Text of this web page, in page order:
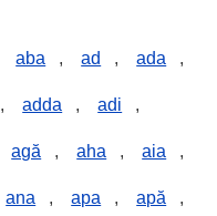
aba , ad , ada ,
, adda , adi ,
agă , aha , aia ,
ana , apa , apă ,